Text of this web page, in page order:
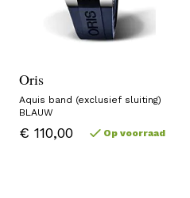
Oris
Aquis band (exclusief sluiting)
BLAUW
€ 110,00 Op voorraad